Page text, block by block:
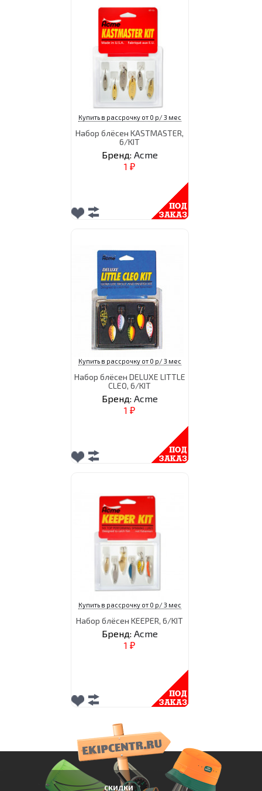
Купить в рассрочку от 0 р/ 3 мес
Набор блёсен KASTMASTER,
6/KIT
Бренд: Acme
1 ₽
Купить в рассрочку от 0 р/ 3 мес
Набор блёсен DELUXE LITTLE
CLEO, 6/KIT
Бренд: Acme
1 ₽
Купить в рассрочку от 0 р/ 3 мес
Набор блёсен KEEPER, 6/KIT
Бренд: Acme
1 ₽
СКИДКИ